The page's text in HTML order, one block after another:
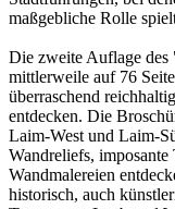
maßgebliche Rolle
Die zweite Auflage
mittlerweile auf 76
überraschend
entdecken. Die
Laim-West und Laim-
Wandreliefs,
Wandmalereien
historisch, auch